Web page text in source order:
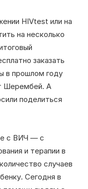
HIVtest или на
на несколько
заказать
в прошлом году
Шерембей. А
поделиться
с ВИЧ — с
и терапии в
случаев
Сегодня в